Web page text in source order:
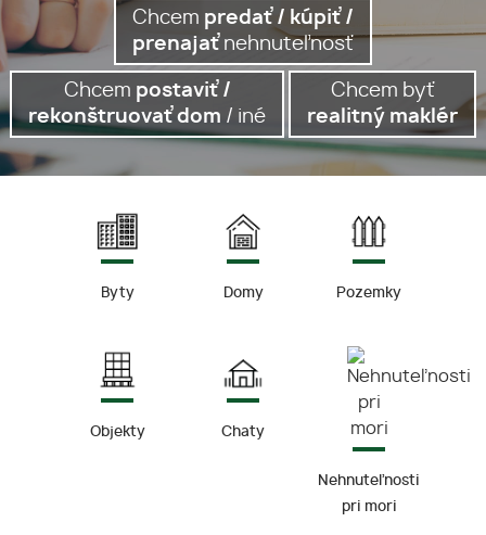
Chcem predať / kúpiť /
prenajať nehnuteľnosť
Chcem postaviť /
rekonštruovať dom / iné
Chcem byť
realitný maklér
Byty Domy Pozemky
Objekty Chaty
Nehnuteľnosti
pri mori